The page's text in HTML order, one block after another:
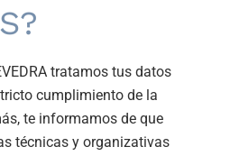
tratamos tus datos
cumplimiento de la
te informamos de que
técnicas y organizativas